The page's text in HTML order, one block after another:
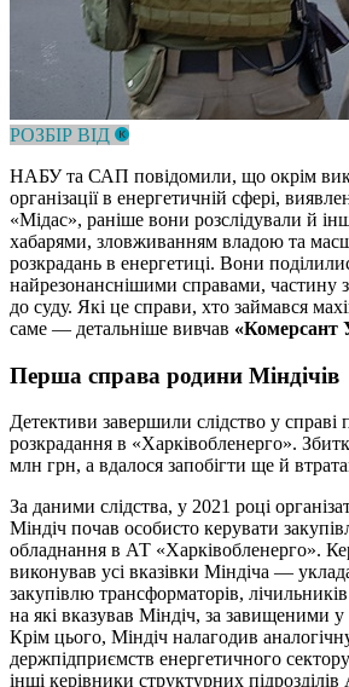
РОЗБІР ВІД
НАБУ та САП повідомили, що окрім
організації в енергетичній сфері,
«Мідас», раніше вони розслідували й
хабарями, зловживанням владою та
розкрадань в енергетиці. Вони
найрезонанснішими справами, частину
до суду. Які це справи, хто займався
саме — детальніше вивчав «Комерсант
Перша справа родини Міндічів
Детективи завершили слідство у справі
розкрадання в «Харківобленерго».
млн грн, а вдалося запобігти ще й
За даними слідства, у 2021 році
Міндіч почав особисто керувати
обладнання в АТ «Харківобленерго».
виконував усі вказівки Міндіча —
закупівлю трансформаторів,
на які вказував Міндіч, за завищеними у
Крім цього, Міндіч налагодив
держпідприємств енергетичного
інші керівники структурних